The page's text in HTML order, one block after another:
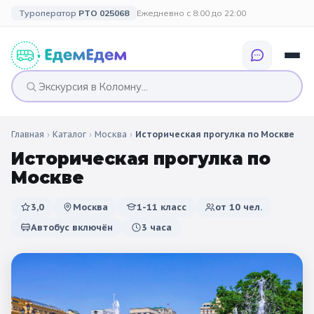
Туроператор РТО 025068 Ежедневно с 8:00 до 22:00
Все праздники
🗳️ 18 сентября
🗓️ ПО КАНИКУЛАМ
❄️ Зимние
Однодневные
2 дня / 1 ночь
3 дня и больше
🎉 СОБЫТИЙНЫЕ
ТУРЫ
каникулы
🎓 Выпускные
Главная › Каталог › Москва › Историческая прогулка по Москве
Историческая прогулка по
Москве
3,0 Москва 1-11 класс от 10 чел.
Автобус включён
3 часа